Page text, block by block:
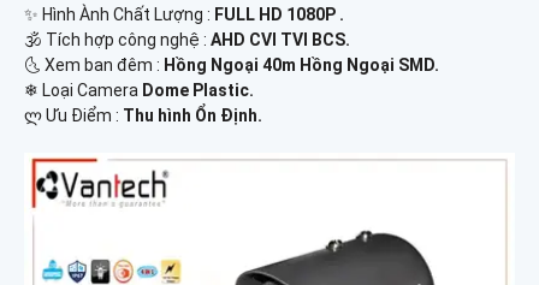
✨ Hình Ành Chất Lượng : FULL HD 1080P .
🕉️ Tích hợp công nghệ : AHD CVI TVI BCS.
🌜 Xem ban đêm : Hồng Ngoại 40m Hồng Ngoại SMD.
❄ Loại Camera Dome Plastic.
️ლ Ưu Điểm : Thu hình Ổn Định.